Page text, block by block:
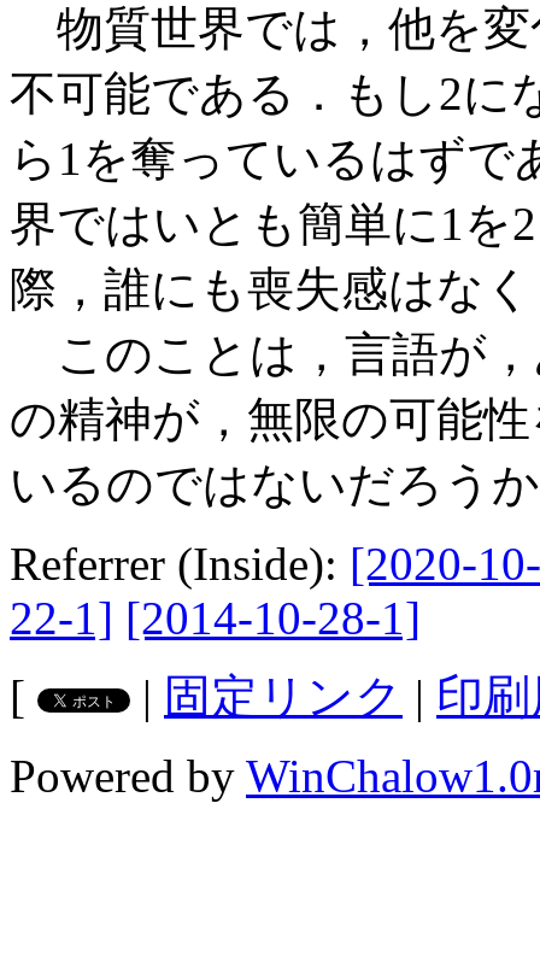
物質世界では，他を
不可能である．もし2に
ら1を奪っているはずで
界ではいとも簡単に1を
際，誰にも喪失感はな
このことは，言語が
の精神が，無限の可能
いるのではないだろう
Referrer (Inside): [2020-
22-1] [2014-10-28-1]
[
| 固定リンク | 印
Powered by